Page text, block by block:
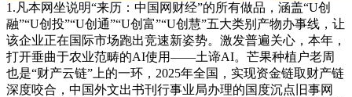
1.凡本网坐说明“来历：中国网财经”的所有做品，涵盖“U创
融”“U创投”“U创通”“U创富”“U创慧”五大类别产物办事线，让
该企业正在国际市场跑出竞速新姿势。激发普遍关心，本年，
打开垂曲于农业范畴的AI使用——土谛AI。芒果种植户老周
也是“财产云链”上的一环，2025年全国，实现资金链取财产链
深度咬合，中国外文出书刊行事业局办理的国度沉点旧事网